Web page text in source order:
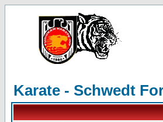
Karate - Schwedt